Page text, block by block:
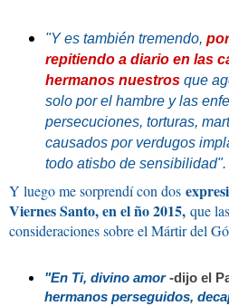
"Y es también tremendo,
repitiendo a diario en las
hermanos nuestros que
solo por el hambre y las
persecuciones, torturas,
causados por verdugos
todo atisbo de sensibilidad".
Y luego me sorprendí con dos
Viernes Santo, en el ño 2015, que
consideraciones sobre el Mártir del
"En Ti, divino amor-dijo el
hermanos perseguidos,